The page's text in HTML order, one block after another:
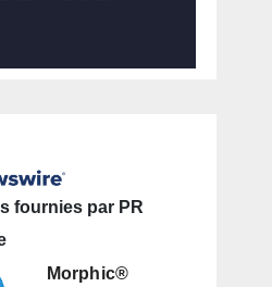
fournies par PR
Morphic®